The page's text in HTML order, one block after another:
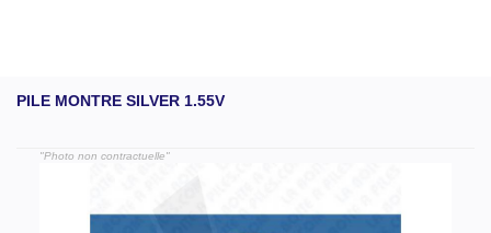
PILE MONTRE SILVER 1.55V
"Photo non contractuelle"